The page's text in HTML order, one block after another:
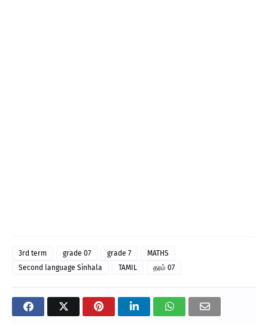
3rd term grade 07 grade 7
MATHS
Second language Sinhala
TAMIL தரம் 07